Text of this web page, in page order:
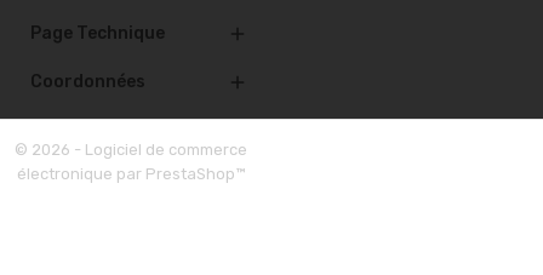
Page Technique 
Coordonnées 
© 2026 - Logiciel de commerce
électronique par PrestaShop™